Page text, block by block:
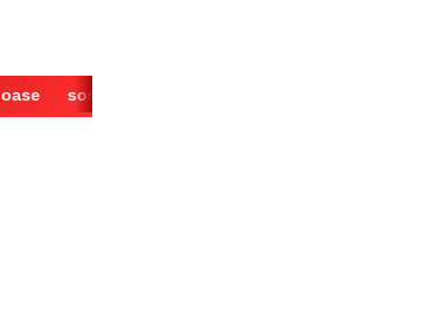
oase sosok